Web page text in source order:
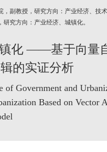
副教授，研究方向：产业经济、技
究方向：产业经济、城镇化。
化 ——基于向量
的实证分析
Government and
Based on Vector